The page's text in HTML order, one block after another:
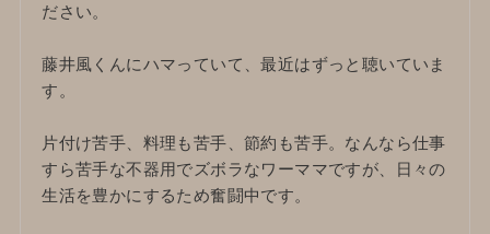
ださい。
藤井風くんにハマっていて、最近はずっと聴いていま
す。
片付け苦手、料理も苦手、節約も苦手。なんなら仕事
すら苦手な不器用でズボラなワーママですが、日々の
生活を豊かにするため奮闘中です。